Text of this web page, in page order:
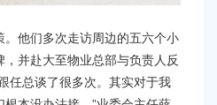
他们多次走访周边的五六个小
并赴大至物业总部与负责人反
任总谈了很多次。其实对于我